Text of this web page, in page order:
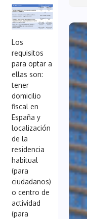
Los
requisitos
para optar a
ellas son:
tener
domicilio
fiscal en
España y
localización
de la
residencia
habitual
(para
ciudadanos)
o centro de
actividad
(para